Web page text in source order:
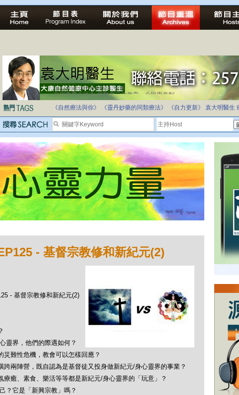
自家教育合法化-推動多元化教育，全民學卷制
《自然療法與你》 《靈丹妙藥的同類療法》 《自力更新》 袁大明醫生
- 基督宗教修和新紀元(2)
- 基督宗教修和新紀元(2)
靈界，他們的際遇如何？
難性危機，教會可以怎樣回應？
兩陣營，既自認為是基督徒又投身做新紀元/身心靈界的事業？
癒、素食、樂活等等都是新紀元/身心靈界的「玩意」？
？它是「新興宗教」嗎？